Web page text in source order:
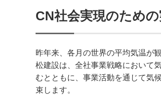
CN社会実現のため
昨年来、各月の世界の平均気温が
松建設は、全社事業戦略において
むとともに、事業活動を通じて気
束します。